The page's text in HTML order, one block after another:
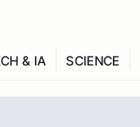
& IA SCIENCE